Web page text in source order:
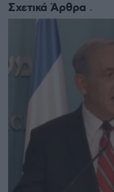
Σχετικά Άρθρα